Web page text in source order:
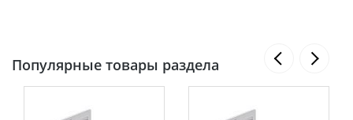
Популярные товары раздела